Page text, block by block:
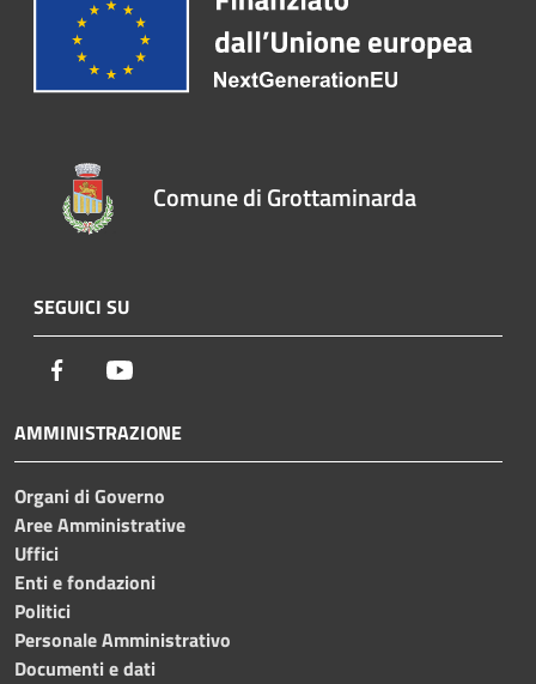
Comune di Grottaminarda
SEGUICI SU
Facebook
AMMINISTRAZIONE
Organi di Governo
Aree Amministrative
Uffici
Enti e fondazioni
Politici
Personale Amministrativo
Documenti e dati